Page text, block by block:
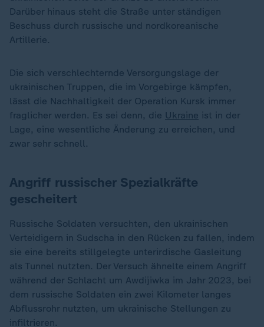
Darüber hinaus steht die Straße unter ständigen
Beschuss durch russische und nordkoreanische
Artillerie.
Die sich verschlechternde Versorgungslage der
ukrainischen Truppen, die im Vorgebirge kämpfen,
lässt die Nachhaltigkeit der Operation Kursk immer
fraglicher werden. Es sei denn, die Ukraine ist in der
Lage, eine wesentliche Änderung zu erreichen, und
zwar sehr schnell.
Angriff russischer Spezialkräfte
gescheitert
Russische Soldaten versuchten, den ukrainischen
Verteidigern in Sudscha in den Rücken zu fallen, indem
sie eine bereits stillgelegte unterirdische Gasleitung
als Tunnel nutzten. Der Versuch ähnelte einem Angriff
während der Schlacht um Awdijiwka im Jahr 2023, bei
dem russische Soldaten ein zwei Kilometer langes
Abflussrohr nutzten, um ukrainische Stellungen zu
infiltrieren.